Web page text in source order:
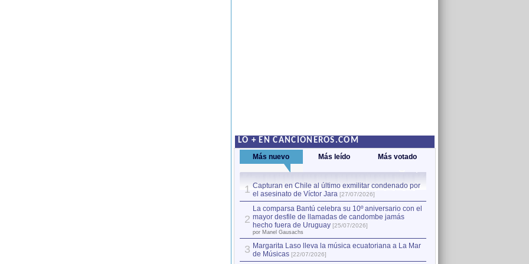
LO + EN CANCIONEROS.COM
Más nuevo Más leído Más votado
1 Capturan en Chile al último exmilitar condenado por
el asesinato de Víctor Jara [27/07/2026]
2
La comparsa Bantú celebra su 10º aniversario con el
mayor desfile de llamadas de candombe jamás
hecho fuera de Uruguay [25/07/2026]
por Manel Gausachs
3 Margarita Laso lleva la música ecuatoriana a La Mar
de Músicas [22/07/2026]